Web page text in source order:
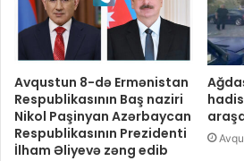
Avqustun 8-də Ermənistan
Respublikasının Baş naziri
Nikol Paşinyan Azərbaycan
Respublikasının Prezidenti
İlham Əliyevə zəng edib